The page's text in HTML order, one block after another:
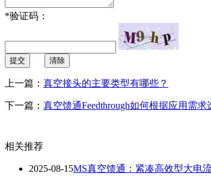
*验证码：
提交 清除
上一篇： 真空接头的主要类型有哪些？
下一篇： 真空馈通Feedthrough如何根据应用需求
相关推荐
2025-08-15MS真空馈通：紧凑高效型大电